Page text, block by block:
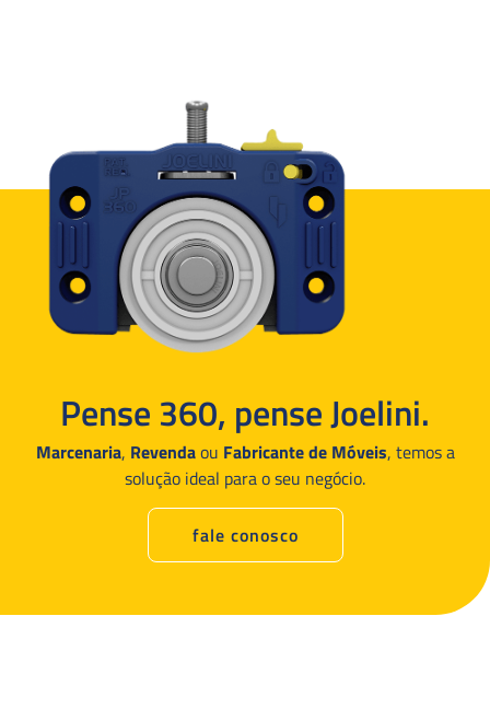
Pense 360, pense Joelini.
Marcenaria, Revendaou Fabricante de Móveis, temos a
solução ideal para o seu negócio.
fale conosco